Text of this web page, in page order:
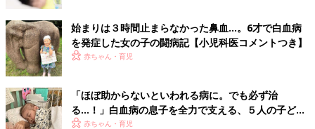
治療が行われることがあります。
薬の副作用をできるだけ抑えつつ、長期生存のため
の治療を行う
ステロイド剤や抗がん剤はがん細胞を死滅させるために欠かせな
い薬ですが、非常に強力な薬なので副作用があります。それぞれ
始まりは３時間止まらなかった鼻血…。6才で白血病
を発症した女の子の闘病記【小児科医コメントつき】
赤ちゃん・育児
「ほぼ助からないといわれる病に。でも必ず治
る…！」白血病の息子を全力で支える、５人の子ども
のママ＆パパの闘病記
赤ちゃん・育児